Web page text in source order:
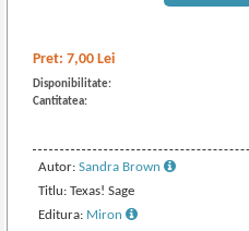
Pret:7,00 Lei
Disponibilitate:
Cantitatea:
Autor:Sandra Brown
Titlu: Texas! Sage
Editura: Miron